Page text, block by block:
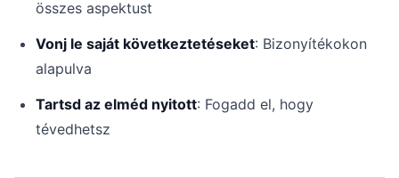
összes aspektust
Vonj le saját következtetéseket: Bizonyítékokon
alapulva
Tartsd az elméd nyitott: Fogadd el, hogy
tévedhetsz